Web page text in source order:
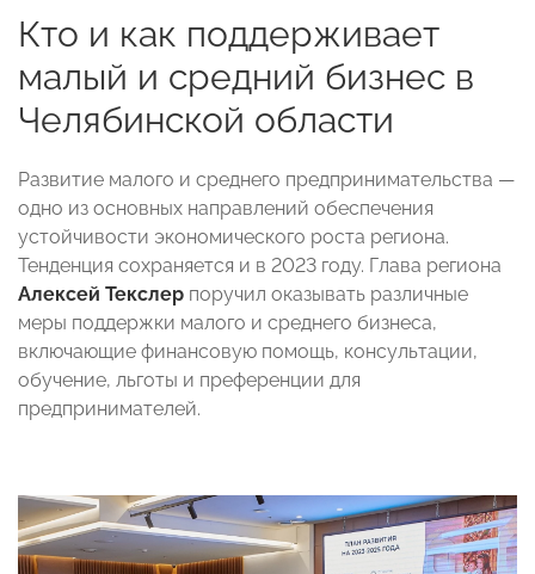
Кто и как поддерживает
малый и средний бизнес в
Челябинской области
Развитие малого и среднего предпринимательства —
одно из основных направлений обеспечения
устойчивости экономического роста региона.
Тенденция сохраняется и в 2023 году. Глава региона
Алексей Текслер поручил оказывать различные
меры поддержки малого и среднего бизнеса,
включающие финансовую помощь, консультации,
обучение, льготы и преференции для
предпринимателей.